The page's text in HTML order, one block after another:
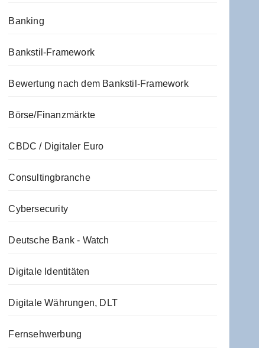
Banking
Bankstil-Framework
Bewertung nach dem Bankstil-Framework
Börse/Finanzmärkte
CBDC / Digitaler Euro
Consultingbranche
Cybersecurity
Deutsche Bank - Watch
Digitale Identitäten
Digitale Währungen, DLT
Fernsehwerbung